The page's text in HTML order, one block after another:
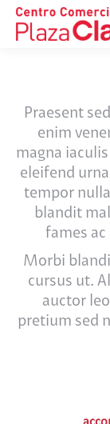
Praesent
enim
magna
eleifend
tempor
blandit
fames
Morbi
cursus ut.
auctor
pretium sed